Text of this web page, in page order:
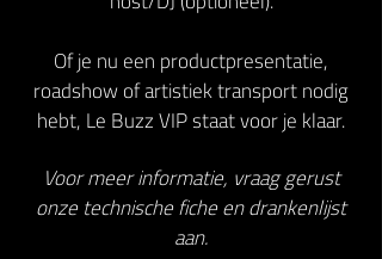
Of je nu een productpresentatie,
roadshow of artistiek transport nodig
hebt, Le Buzz VIP staat voor je klaar.
Voor meer informatie, vraag gerust
onze technische fiche en drankenlijst
aan.